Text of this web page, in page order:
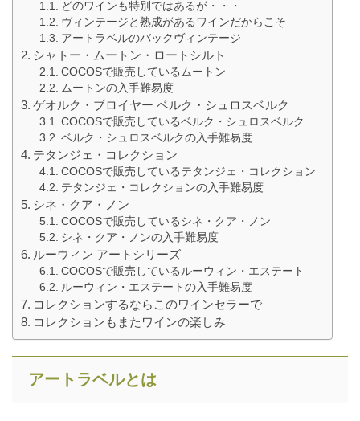
どのワインも特別ではあるが・・・
ヴィンテージと熟成があるワインだからこそ
アートラベルのバックヴィンテージ
シャトー・ムートン・ロートシルト
COCOSで販売しているムートン
ムートンの入手難易度
ゲオルク・ブロイヤー ベルク・シュロスベルク
COCOSで販売しているベルク・シュロスベルク
ベルク・シュロスベルクの入手難易度
テタンジェ・コレクション
COCOSで販売しているテタンジェ・コレクション
テタンジェ・コレクションの入手難易度
シネ・クア・ノン
COCOSで販売しているシネ・クア・ノン
シネ・クア・ノンの入手難易度
ルーウィン アートシリーズ
COCOSで販売しているルーウィン・エステート
ルーウィン・エステートの入手難易度
コレクションするならこのワインセラーで
コレクションもまたワインの楽しみ
アートラベルとは